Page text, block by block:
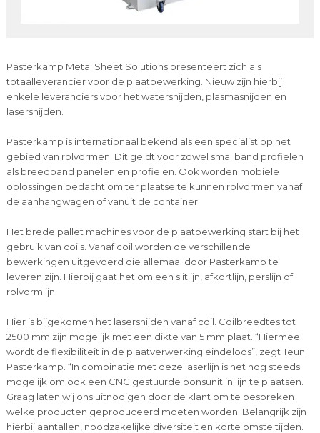
Pasterkamp Metal Sheet Solutions presenteert zich als
totaalleverancier voor de plaatbewerking. Nieuw zijn hierbij
enkele leveranciers voor het watersnijden, plasmasnijden en
lasersnijden.
Pasterkamp is internationaal bekend als een specialist op het
gebied van rolvormen. Dit geldt voor zowel smal band profielen
als breedband panelen en profielen. Ook worden mobiele
oplossingen bedacht om ter plaatse te kunnen rolvormen vanaf
de aanhangwagen of vanuit de container.
Het brede pallet machines voor de plaatbewerking start bij het
gebruik van coils. Vanaf coil worden de verschillende
bewerkingen uitgevoerd die allemaal door Pasterkamp te
leveren zijn. Hierbij gaat het om een slitlijn, afkortlijn, perslijn of
rolvormlijn.
Hier is bijgekomen het lasersnijden vanaf coil. Coilbreedtes tot
2500 mm zijn mogelijk met een dikte van 5 mm plaat. “Hiermee
wordt de flexibiliteit in de plaatverwerking eindeloos”, zegt Teun
Pasterkamp. “In combinatie met deze laserlijn is het nog steeds
mogelijk om ook een CNC gestuurde ponsunit in lijn te plaatsen.
Graag laten wij ons uitnodigen door de klant om te bespreken
welke producten geproduceerd moeten worden. Belangrijk zijn
hierbij aantallen, noodzakelijke diversiteit en korte omsteltijden.